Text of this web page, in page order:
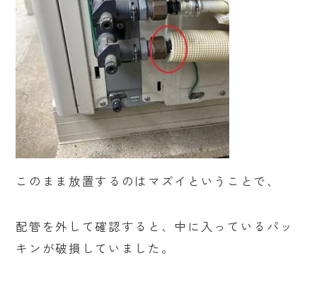
このまま放置するのはマズイということで、
配管を外して確認すると、中に入っているパッ
キンが破損していました。